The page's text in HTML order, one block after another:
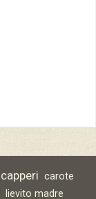
capperi carote
lievito madre